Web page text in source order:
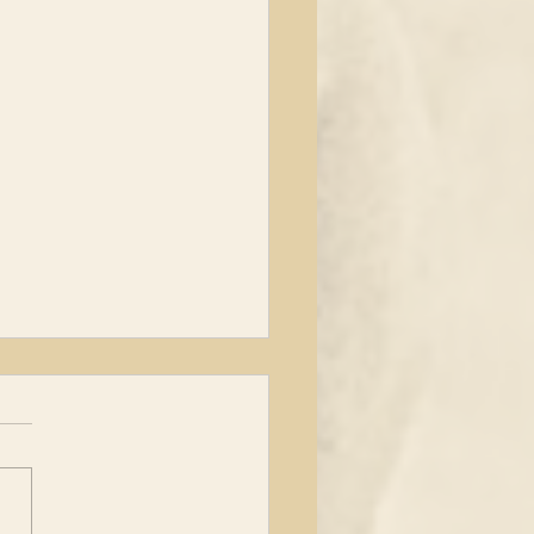
士：肿瘤越来越高发，